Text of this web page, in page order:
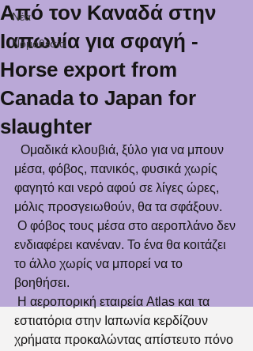
Νέα
Νομοθεσία
Από τον Καναδά στην
Ιαπωνία για σφαγή -
Horse export from
Canada to Japan for
slaughter
μέσα, φόβος, πανικός, φυσικά χωρίς
φαγητό και νερό αφού σε λίγες ώρες,
μόλις προσγειωθούν, θα τα σφάξουν.
ενδιαφέρει κανέναν. Το ένα θα κοιτάζει
το άλλο χωρίς να μπορεί να το
βοηθήσει.
εστιατόρια στην Ιαπωνία κερδίζουν
χρήματα προκαλώντας απίστευτο πόνο